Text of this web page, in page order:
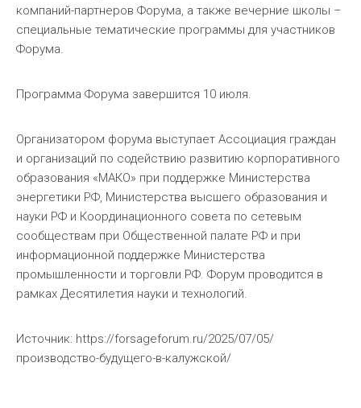
компаний-партнеров Форума, а также вечерние школы –
специальные тематические программы для участников
Форума.
Программа Форума завершится 10 июля.
Организатором форума выступает Ассоциация граждан
и организаций по содействию развитию корпоративного
образования «МАКО» при поддержке Министерства
энергетики РФ, Министерства высшего образования и
науки РФ и Координационного совета по сетевым
сообществам при Общественной палате РФ и при
информационной поддержке Министерства
промышленности и торговли РФ. Форум проводится в
рамках Десятилетия науки и технологий.
Источник: https://forsageforum.ru/2025/07/05/
производство-будущего-в-калужской/